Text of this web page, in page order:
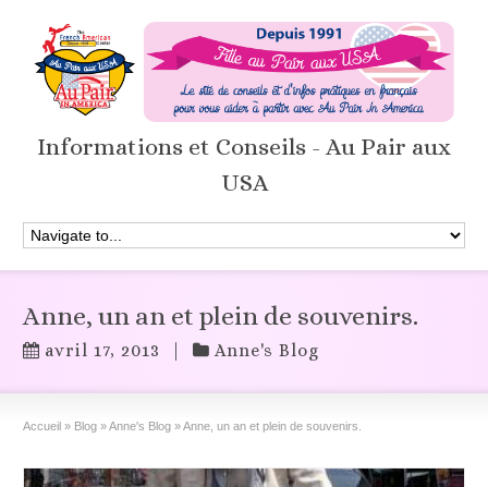
Informations et Conseils - Au Pair aux
USA
Anne, un an et plein de souvenirs.
avril 17, 2013 Anne's Blog
Accueil » Blog »Anne's Blog »Anne, un an et plein de souvenirs.